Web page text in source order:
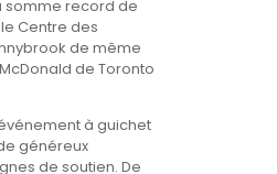
somme record de
Centre des
de même
de Toronto
à guichet
généreux
de soutien. De